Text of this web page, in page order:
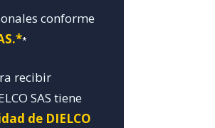
conforme
*
recibir
SAS tiene
de DIELCO